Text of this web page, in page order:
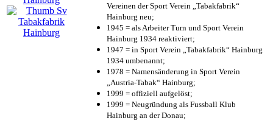
Vereinen der Sport Verein „Tabakfabrik“
Hainburg neu;
1945 = als Arbeiter Turn und Sport Verein
Hainburg 1934 reaktiviert;
1947 = in Sport Verein „Tabakfabrik“ Hainburg
1934 umbenannt;
1978 = Namensänderung in Sport Verein
„Austria-Tabak“ Hainburg;
1999 = offiziell aufgelöst;
1999 = Neugründung als Fussball Klub
Hainburg an der Donau;